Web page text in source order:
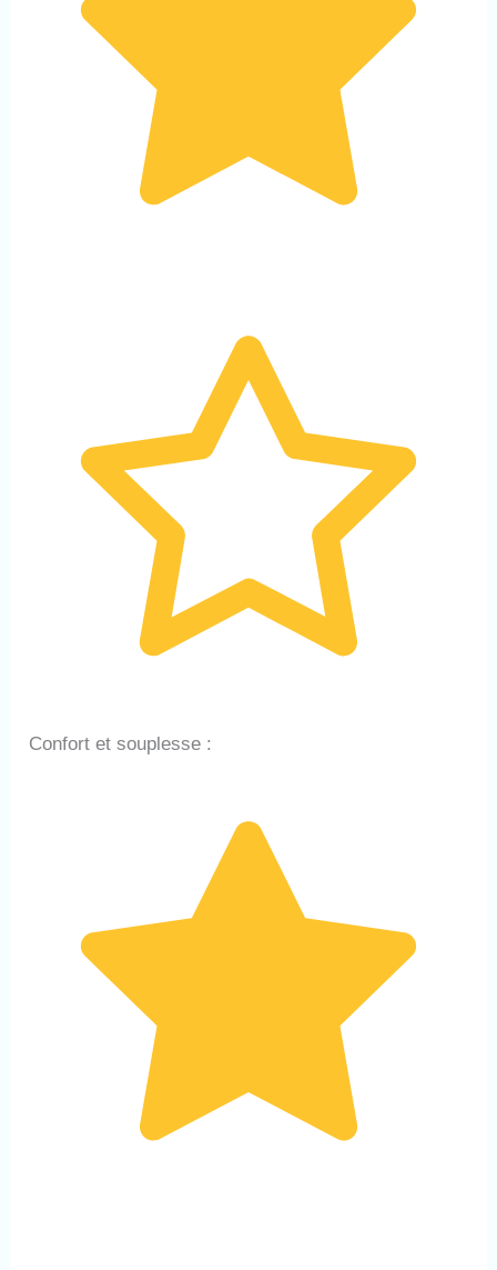
Confort et souplesse :